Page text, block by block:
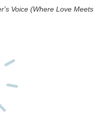
Voice (Where Love Meets